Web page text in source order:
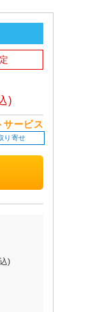
)
サービス
り寄せ
)